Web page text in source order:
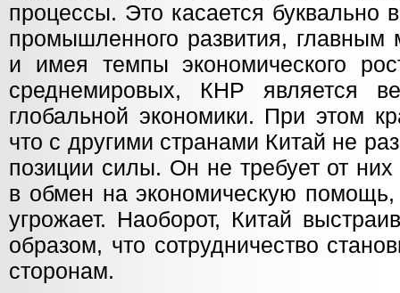
процессы. Это касается буквально
промышленного развития, главным
и имея темпы экономического
среднемировых, КНР является
глобальной экономики. При этом
что с другими странами Китай не
позиции силы. Он не требует от них
в обмен на экономическую
угрожает. Наоборот, Китай
образом, что сотрудничество
сторонам.